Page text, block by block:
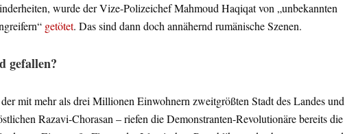
wurde der Vize-Polizeichef Mahmoud Haqiqat von „unbekannten
getötet. Das sind dann doch annähernd rumänische Szenen.
gefallen?
mit mehr als drei Millionen Einwohnern zweitgrößten Stadt des Landes und
Razavi-Chorasan – riefen die Demonstranten-Revolutionäre bereits die